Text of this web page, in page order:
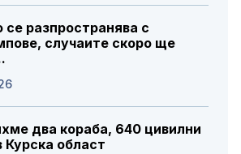
се разпространява с
случаите скоро ще
два кораба, 640 цивилни
Курска област